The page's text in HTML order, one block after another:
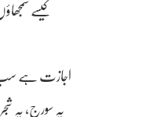
کیسے
اجازت ہے سب
یہ سورج، یہ